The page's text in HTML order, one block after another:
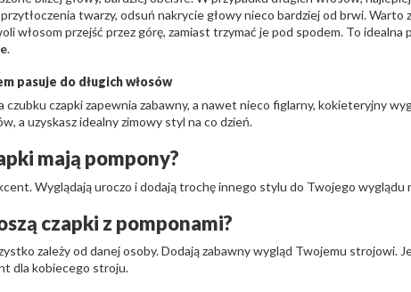
twarzy, odsuń nakrycie głowy nieco bardziej od brwi. Warto
włosom przejść przez górę, zamiast trzymać je pod spodem. To idealna
.
pasuje do długich włosów
czubku czapki zapewnia zabawny, a nawet nieco figlarny, kokieteryjny
a uzyskasz idealny zimowy styl na co dzień.
mają pompony?
Wyglądają uroczo i dodają trochę innego stylu do Twojego wyglądu
czapki z pomponami?
zależy od danej osoby. Dodają zabawny wygląd Twojemu strojowi.
dla kobiecego stroju.